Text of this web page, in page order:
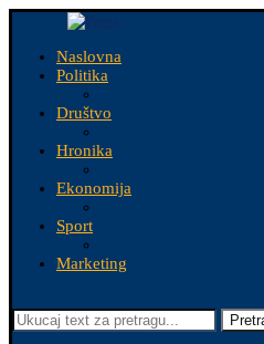
Naslovna
Politika
Društvo
Hronika
Ekonomija
Sport
Marketing